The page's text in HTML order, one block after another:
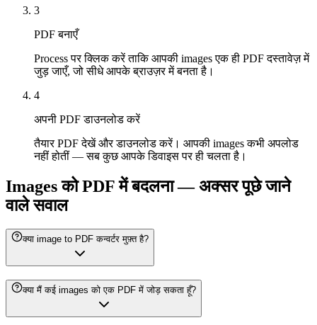
3
PDF बनाएँ
Process पर क्लिक करें ताकि आपकी images एक ही PDF दस्तावेज़ में
जुड़ जाएँ, जो सीधे आपके ब्राउज़र में बनता है।
4
अपनी PDF डाउनलोड करें
तैयार PDF देखें और डाउनलोड करें। आपकी images कभी अपलोड
नहीं होतीं — सब कुछ आपके डिवाइस पर ही चलता है।
Images को PDF में बदलना — अक्सर पूछे जाने
वाले सवाल
क्या image to PDF कन्वर्टर मुफ़्त है?
क्या मैं कई images को एक PDF में जोड़ सकता हूँ?